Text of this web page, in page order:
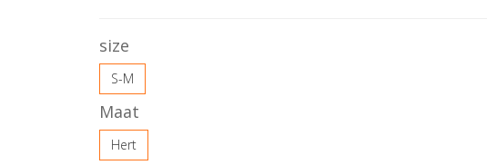
size
S-M
Maat
Hert